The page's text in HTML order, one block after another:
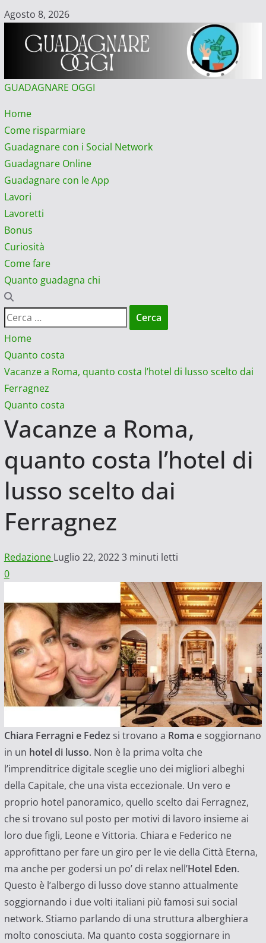
Vai
contenuto
Agosto 8, 2026
GUADAGNARE OGGI
Menu
principale
Home
Come risparmiare
Guadagnare con i Social Network
Guadagnare Online
Guadagnare con le App
Lavori
Lavoretti
Bonus
Curiosità
Come fare
Quanto guadagna chi
Ricerca
per:
Home
Quanto costa
Vacanze a Roma, quanto costa l’hotel di lusso scelto dai
Ferragnez
Quanto costa
Vacanze a Roma,
quanto costa l’hotel di
lusso scelto dai
Ferragnez
Redazione Luglio 22, 20223 minuti letti
0
Chiara Ferragni e Fedez si trovano a Roma e soggiornano
in un hotel di lusso. Non è la prima volta che
l’imprenditrice digitale sceglie uno dei migliori albeghi
della Capitale, che una vista eccezionale. Un vero e
proprio hotel panoramico, quello scelto dai Ferragnez,
che si trovano sul posto per motivi di lavoro insieme ai
loro due figli, Leone e Vittoria. Chiara e Federico ne
approfittano per fare un giro per le vie della Città Eterna,
ma anche per godersi un po’ di relax nell’Hotel Eden.
Questo è l’albergo di lusso dove stanno attualmente
soggiornando i due volti italiani più famosi sui social
network. Stiamo parlando di una struttura alberghiera
molto conosciuta. Ma quanto costa soggiornare in